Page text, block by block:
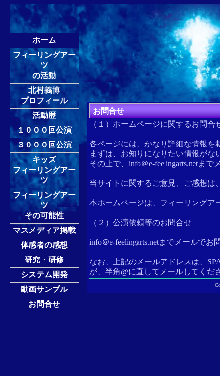
ホーム
フィーリングアー
ツ
の活動
北村義博
プロフィール
活動歴
１０００回公演
３０００回公演
キッズ
フィーリングアー
ツ
フィーリングアー
ツ
その可能性
マスメディア掲載
体感者の感想
研究・研修
システム開発
動画サンプル
お問合せ
お問合せ
（１）ホームページに関するお問合
各ページには、かなり詳細な情報を
まずは、お知りになりたい情報がな
その上で、info＠e-feelingarts.netま
当サイトに関するご意見、ご感想は
本ホームページは、フィーリングア
（２）公演依頼等のお問合せ
info＠e-feelingarts.netまでメールでお
なお、上記のメールアドレスは、
が、半角@に直してメールしてく